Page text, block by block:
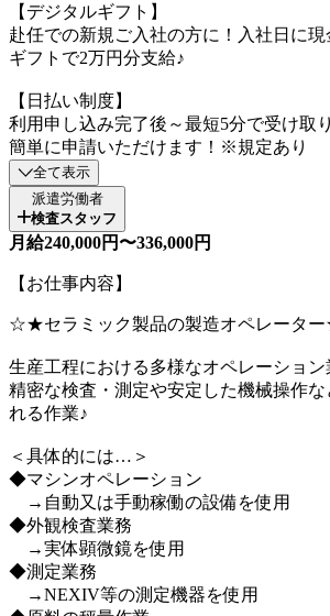
【デジタルギフト】
赴任での新規ご入社の方に！入社日に
ギフトで2万円分支給♪
【日払い制度】
利用申し込み完了後～最短5分で受け取
簡単に申請いただけます！※規定あり
全て表示
派遣労働者
検査スタッフ
月給240,000円〜336,000円
【お仕事内容】
☆★セラミック製品の製造オペレータ
生産工程における多様なオペレーション
精密な検査・測定や安定した機械操作
れる作業♪
＜具体的には…＞
◆マシンオペレーション
→自動又は手動稼働の設備を使用
◆外観検査業務
→実体顕微鏡を使用
◆測定業務
→NEXIV等の測定機器を使用